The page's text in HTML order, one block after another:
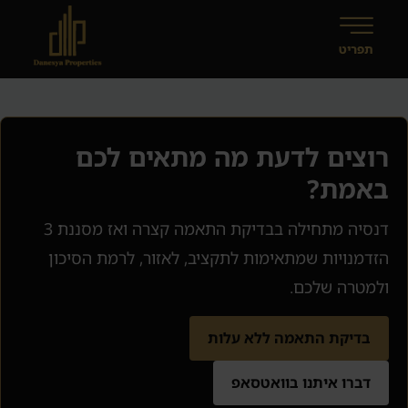
רוצים לדעת מה מתאים לכם
באמת?
דנסיה מתחילה בבדיקת התאמה קצרה ואז מסננת 3
הזדמנויות שמתאימות לתקציב, לאזור, לרמת הסיכון
ולמטרה שלכם.
בדיקת התאמה ללא עלות
דברו איתנו בוואטסאפ